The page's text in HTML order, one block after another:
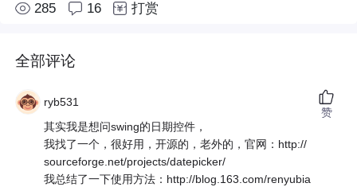
285 16 打赏
全部评论
ryb531
其实我是想问swing的日期控件，
我找了一个，很好用，开源的，老外的，官网：http://
sourceforge.net/projects/datepicker/
我总结了一下使用方法：http://blog.163.com/renyubia
赞